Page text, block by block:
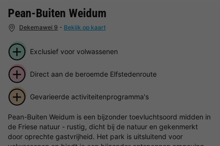
Pean-Buiten Weidum
Dekemawei 9 - Bekijk op kaart
Exclusief voor volwassenen
Direct aan de beroemde Elfstedenroute
Gevarieerde activiteitenprogramma's
Pean-Buiten Weidum is een bijzonder toevluchtsoord midden in
de Friese natuur - rustig, dicht bij de natuur en gekenmerkt
door oprechte gastvrijheid. Het park is uitsluitend voor